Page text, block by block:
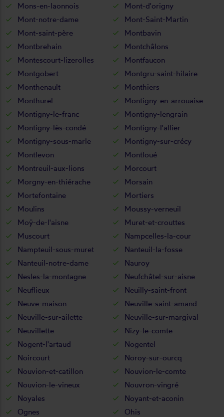
Mons-en-laonnois
Mont-d'origny
Mont-notre-dame
Mont-Saint-Martin
Mont-saint-père
Montbavin
Montbrehain
Montchâlons
Montescourt-lizerolles
Montfaucon
Montgobert
Montgru-saint-hilaire
Monthenault
Monthiers
Monthurel
Montigny-en-arrouaise
Montigny-le-franc
Montigny-lengrain
Montigny-lès-condé
Montigny-l'allier
Montigny-sous-marle
Montigny-sur-crécy
Montlevon
Montloué
Montreuil-aux-lions
Morcourt
Morgny-en-thiérache
Morsain
Mortefontaine
Mortiers
Moulins
Moussy-verneuil
Moÿ-de-l'aisne
Muret-et-crouttes
Muscourt
Nampcelles-la-cour
Nampteuil-sous-muret
Nanteuil-la-fosse
Nanteuil-notre-dame
Nauroy
Nesles-la-montagne
Neufchâtel-sur-aisne
Neuflieux
Neuilly-saint-front
Neuve-maison
Neuville-saint-amand
Neuville-sur-ailette
Neuville-sur-margival
Neuvillette
Nizy-le-comte
Nogent-l'artaud
Nogentel
Noircourt
Noroy-sur-ourcq
Nouvion-et-catillon
Nouvion-le-comte
Nouvion-le-vineux
Nouvron-vingré
Noyales
Noyant-et-aconin
Ognes
Ohis